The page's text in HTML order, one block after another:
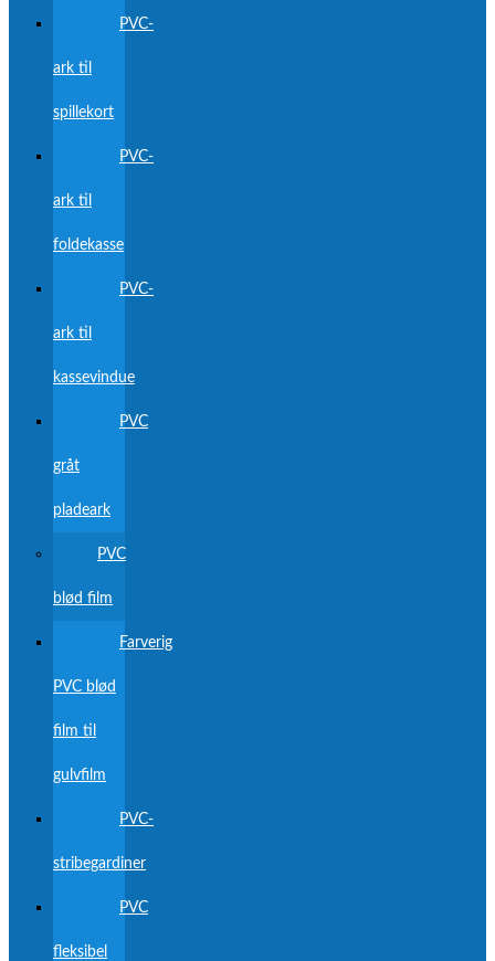
PVC-
ark til
spillekort
PVC-
ark til
foldekasse
PVC-
ark til
kassevindue
PVC
gråt
pladeark
PVC
blød film
Farverig
PVC blød
film til
gulvfilm
PVC-
stribegardiner
PVC
fleksibel